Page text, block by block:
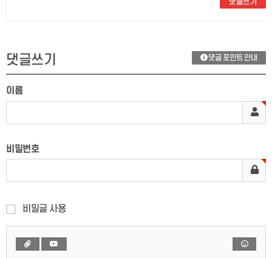
댓글쓰기 댓글 포인트 안내
이름
비밀번호
비밀글 사용